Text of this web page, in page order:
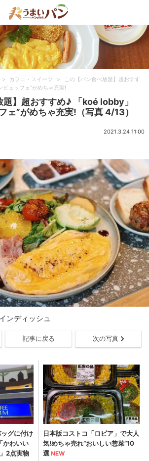
> カフェ・スイーツ >
この【パン食べ放題】超おすす
ュッフェ”がめちゃ充実!
題】超おすすめ♪ 「koé lobby」
ェ”がめちゃ充実!（写真 4/13）
2021.3.24 11:00
ンディッシュ
記事に戻る 次の写真